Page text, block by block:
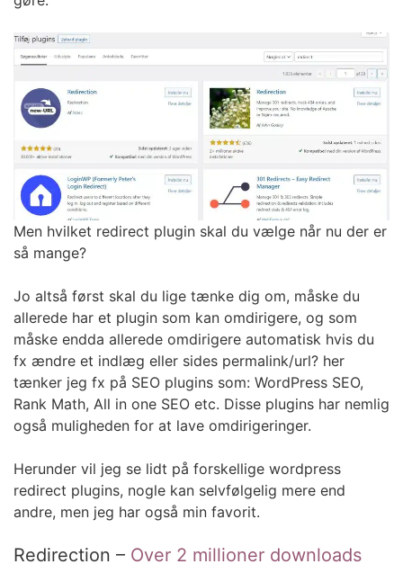
Men hvilket redirect plugin skal du vælge når nu der er
så mange?
Jo altså først skal du lige tænke dig om, måske du
allerede har et plugin som kan omdirigere, og som
måske endda allerede omdirigere automatisk hvis du
fx ændre et indlæg eller sides permalink/url? her
tænker jeg fx på SEO plugins som: WordPress SEO,
Rank Math, All in one SEO etc. Disse plugins har nemlig
også muligheden for at lave omdirigeringer.
Herunder vil jeg se lidt på forskellige wordpress
redirect plugins, nogle kan selvfølgelig mere end
andre, men jeg har også min favorit.
Redirection – Over 2 millioner downloads